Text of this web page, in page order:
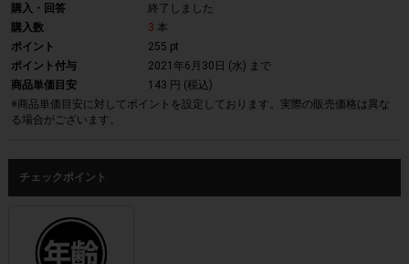
購入・回答
終了しました
購入数
3 本
ポイント
255 pt
ポイント付与
2021年6月30日 (水) まで
商品単価目安
143 円 (税込)
※商品単価目安に対してポイントを設定しております。実際の販売価格は異な
る場合がございます。
チェックポイント